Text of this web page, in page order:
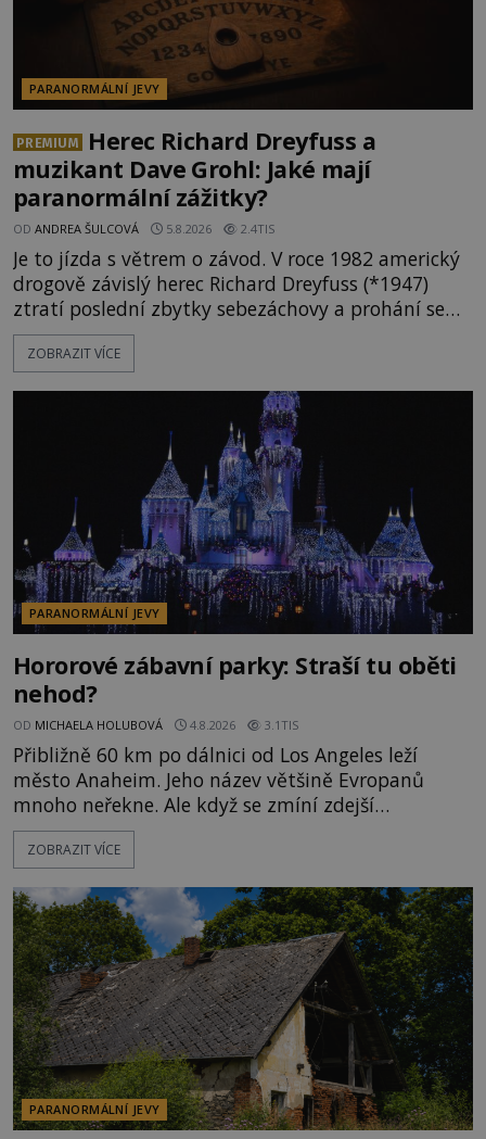
PARANORMÁLNÍ JEVY
PREMIUM
Herec Richard Dreyfuss a
muzikant Dave Grohl: Jaké mají
paranormální zážitky?
OD ANDREA ŠULCOVÁ 5.8.2026 2.4TIS
Je to jízda s větrem o závod. V roce 1982 americký
drogově závislý herec Richard Dreyfuss (*1947)
ztratí poslední zbytky sebezáchovy a prohání se
po silnicích ve svém mercedesu jako utržený ze
řetězu. Vše vyvrcholí katastrofou, když to Dreyfuss
následně nalezne schovaný kokain. Tímto
momentem se slavnému
ZOBRAZIT VÍCE
PARANORMÁLNÍ JEVY
Hororové zábavní parky: Straší tu oběti
nehod?
OD MICHAELA HOLUBOVÁ 4.8.2026 3.1TIS
Přibližně 60 km po dálnici od Los Angeles leží
město Anaheim. Jeho název většině Evropanů
mnoho neřekne. Ale když se zmíní zdejší
Disneyland, je hned jasno. Zábavní park vyroste na
poklidném místě bývalého sadu pomerančovníků.
kolem 17 000 000 zábavychtivých lidí ročně. A ač je
velká snaha to utajit, někteří z
ZOBRAZIT VÍCE
PARANORMÁLNÍ JEVY